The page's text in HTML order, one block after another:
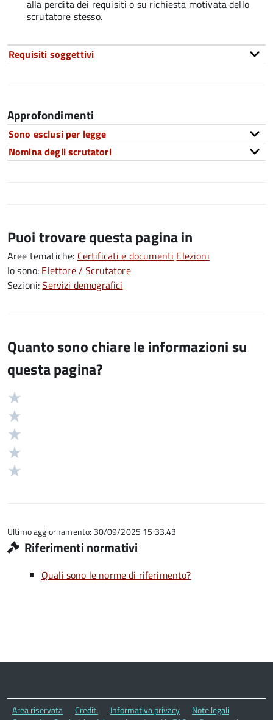
alla perdita dei requisiti o su richiesta motivata dello
scrutatore stesso.
Requisiti soggettivi
Approfondimenti
Sono esclusi per legge
Nomina degli scrutatori
Puoi trovare questa pagina in
Aree tematiche: Certificati e documenti Elezioni
Io sono: Elettore / Scrutatore
Sezioni:Servizi demografici
Quanto sono chiare le informazioni su
questa pagina?
Valutazione
5
Ultimo aggiornamento: 30/09/2025 15:33.43
Riferimenti normativi
Quali sono le norme di riferimento?
Area riservata Crediti Informativa privacy
Note legali